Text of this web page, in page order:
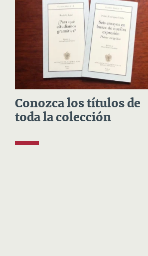
Conozca los títulos de
toda la colección